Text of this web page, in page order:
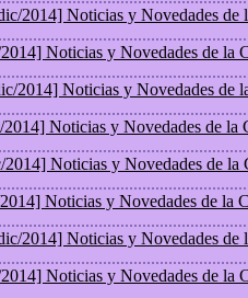
2014] Noticias y Novedades de
Noticias y Novedades de la
2014] Noticias y Novedades de
2014] Noticias y Novedades de la
Noticias y Novedades de la
Noticias y Novedades de la
2014] Noticias y Novedades de
Noticias y Novedades de la